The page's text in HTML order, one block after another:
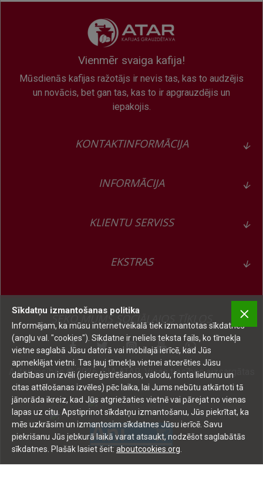
Vienmēr svaiga kafija!
Mūsdienās kafijas ražotājs ir nevis tas, kas to audzējis
un novācis, bet gan tas, kas to ir apgrauzdējis un
iepakojis.
KONTAKTINFORMĀCIJA
INFORMĀCIJA
KLIENTU SERVISS
EKSTRAS
SEKO MUMS SOCIĀLAJOS TĪKLOS
Autortiesības © 2026, SIA ATAR, Visas tiesības aizsargātas
Sīkdatņu izmantošanas politika
Informējam, ka mūsu internetveikalā tiek izmantotas sīkdatnes
(angļu val. "cookies"). Sīkdatne ir neliels teksta fails, ko tīmekļa
vietne saglabā Jūsu datorā vai mobilajā ierīcē, kad Jūs
apmeklējat vietni. Tas ļauj tīmekļa vietnei atcerēties Jūsu
darbības un izvēli (piereģistrēšanos, valodu, fonta lielumu un
citas attēlošanas izvēles) pēc laika, lai Jums nebūtu atkārtoti tā
jānorāda ikreiz, kad Jūs atgriežaties vietnē vai pārejat no vienas
lapas uz citu. Apstiprinot sīkdatņu izmantošanu, Jūs piekrītat, ka
mēs uzkrāsim un izmantosim sīkdatnes Jūsu ierīcē. Savu
piekrišanu Jūs jebkurā laikā varat atsaukt, nodzēšot saglabātās
sīkdatnes. Plašāk lasiet šeit: aboutcookies.org